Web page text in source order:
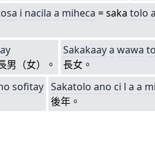
i nacila a miheca = saka tolo
男（女）。
Sakakaaya wawa to
長女。
sofitay Sakatolo ano ci l a a
後年。